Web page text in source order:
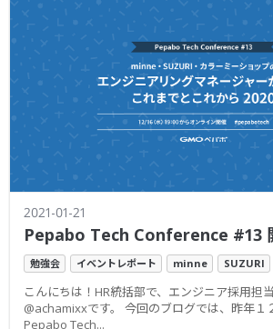
2021-01-21
Pepabo Tech Conference #13
勉強会 イベントレポート minne SUZURI
こんにちは！HR統括部で、エンジニア採用担
@achamixxです。 今回のブログでは、昨年１
Pepabo Tech...